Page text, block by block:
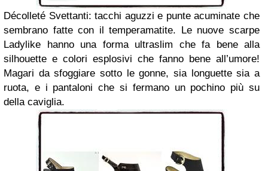
Décolleté Svettanti: tacchi aguzzi e punte acuminate che
sembrano fatte con il temperamatite. Le nuove scarpe
Ladylike hanno una forma ultraslim che fa bene alla
silhouette e colori esplosivi che fanno bene all’umore!
Magari da sfoggiare sotto le gonne, sia longuette sia a
ruota, e i pantaloni che si fermano un pochino più su
della caviglia.